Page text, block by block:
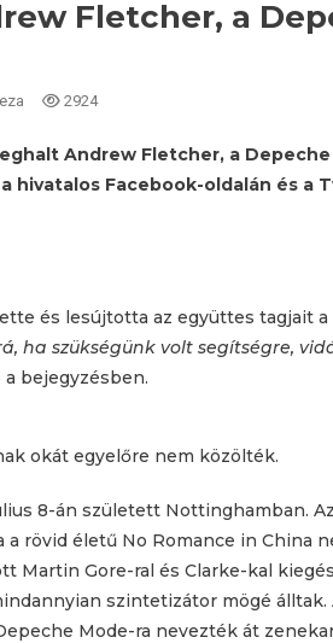
Fletcher, a
2924
Andrew Fletcher, a
hivatalos Facebook-oldalán és a
és lesújtotta az együttes tagjait a
ha szükségünk volt segítségre,
bejegyzésben.
okát egyelőre nem közölték.
8-án született Nottinghamban.
rövid életű No Romance in China
Martin Gore-ral és Clarke-kal
szintetizátor mögé
Mode-ra nevezték át